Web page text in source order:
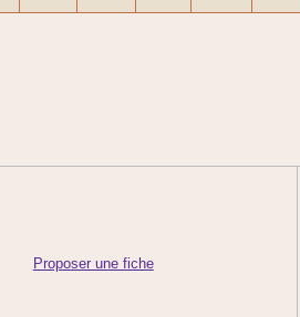
Proposer une fiche